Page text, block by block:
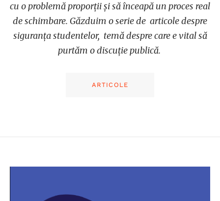
cu o problemă proporții și să înceapă un proces real
de schimbare. Găzduim o serie de articole despre
siguranța studentelor, temă despre care e vital să
purtăm o discuție publică.
ARTICOLE